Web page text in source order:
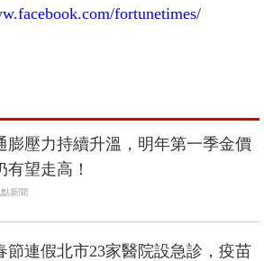
fortunetimes/
膨壓力持續升溫，明年第一季金價
有望走高！
新聞
節連假北市23家醫院設急診，疫苗